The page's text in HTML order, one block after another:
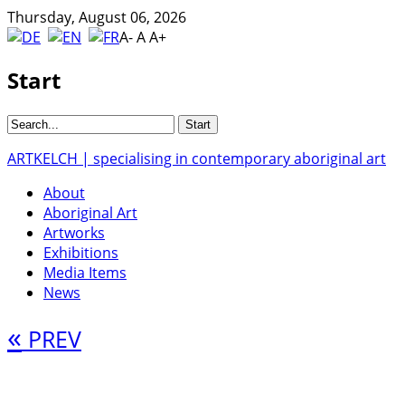
Thursday, August 06, 2026
A-AA+
Start
ARTKELCH | specialising in contemporary aboriginal art
About
Aboriginal Art
Artworks
Exhibitions
Media Items
News
« PREV